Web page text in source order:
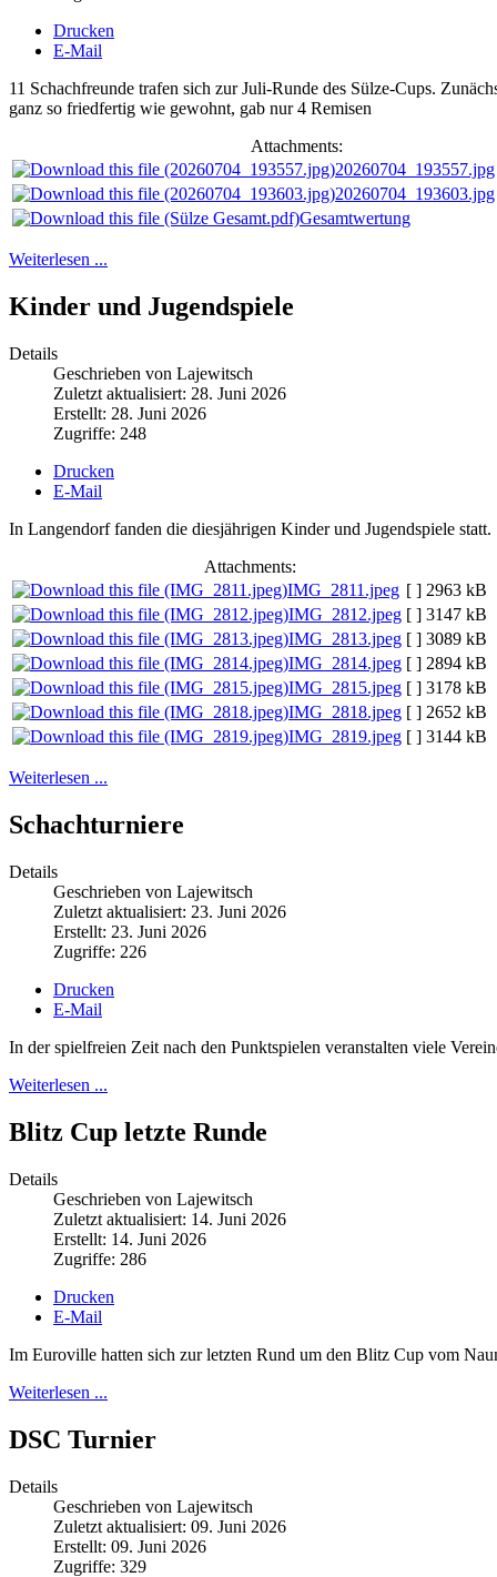
Drucken
E-Mail
11 Schachfreunde trafen sich zur Juli-Runde des Sülze-Cups.
ganz so friedfertig wie gewohnt, gab nur 4 Remisen
Attachments:
20260704_193557.jpg
20260704_193603.jpg
Gesamtwertung
Weiterlesen ...
Kinder und Jugendspiele
Details
Geschrieben von Lajewitsch
Zuletzt aktualisiert: 28. Juni 2026
Erstellt: 28. Juni 2026
Zugriffe: 248
Drucken
E-Mail
In Langendorf fanden die diesjährigen Kinder und Jugendspiele statt.
Attachments:
IMG_2811.jpeg [ ] 2963 kB
IMG_2812.jpeg [ ] 3147 kB
IMG_2813.jpeg [ ] 3089 kB
IMG_2814.jpeg [ ] 2894 kB
IMG_2815.jpeg [ ] 3178 kB
IMG_2818.jpeg [ ] 2652 kB
IMG_2819.jpeg [ ] 3144 kB
Weiterlesen ...
Schachturniere
Details
Geschrieben von Lajewitsch
Zuletzt aktualisiert: 23. Juni 2026
Erstellt: 23. Juni 2026
Zugriffe: 226
Drucken
E-Mail
In der spielfreien Zeit nach den Punktspielen veranstalten viele
Weiterlesen ...
Blitz Cup letzte Runde
Details
Geschrieben von Lajewitsch
Zuletzt aktualisiert: 14. Juni 2026
Erstellt: 14. Juni 2026
Zugriffe: 286
Drucken
E-Mail
Im Euroville hatten sich zur letzten Rund um den Blitz Cup vom
Weiterlesen ...
DSC Turnier
Details
Geschrieben von Lajewitsch
Zuletzt aktualisiert: 09. Juni 2026
Erstellt: 09. Juni 2026
Zugriffe: 329